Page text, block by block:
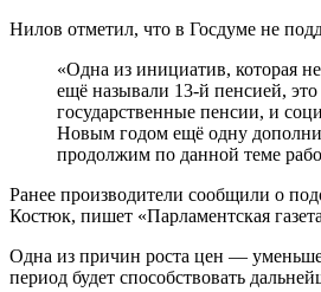
Нилов отметил, что в Госдуме не
«Одна из инициатив, которая
ещё называли 13-й пенсией,
государственные пенсии, и
Новым годом ещё одну
продолжим по данной теме
Ранее производители сообщили о
Костюк, пишет «Парламентская
Одна из причин роста цен —
период будет способствовать